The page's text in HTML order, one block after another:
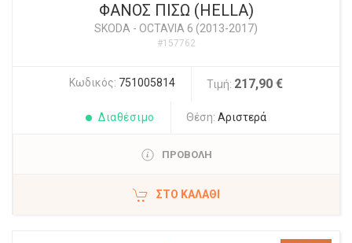
ΦΑΝΟΣ ΠΙΣΩ (HELLA)
SKODA - OCTAVIA 6 (2013-2017)
#157762
Κωδικός: 751005814 Τιμή: 217,90 €
Διαθέσιμο Θέση: Αριστερά
ΠΡΟΒΟΛΗ
ΣΤΟ ΚΑΛΆΘΙ